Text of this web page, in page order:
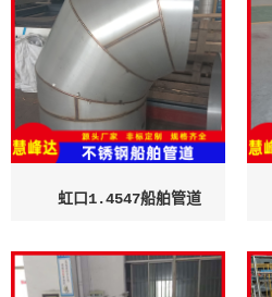
虹口1.4547船舶管道